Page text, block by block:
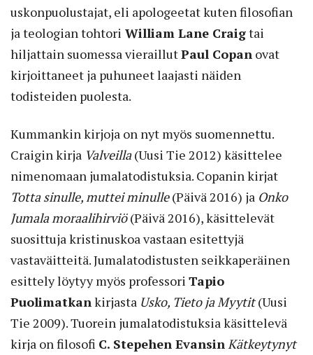
uskonpuolustajat, eli apologeetat kuten filosofian
ja teologian tohtori William Lane Craigtai
hiljattain suomessa vieraillutPaul Copan ovat
kirjoittaneet ja puhuneet laajasti näiden
todisteiden puolesta.
Kummankin kirjoja on nyt myös suomennettu.
Craigin kirja Valveilla(Uusi Tie 2012) käsittelee
nimenomaan jumalatodistuksia. Copanin kirjat
Totta sinulle, muttei minulle(Päivä 2016) ja Onko
Jumala moraalihirviö(Päivä 2016), käsittelevät
suosittuja kristinuskoa vastaan esitettyjä
vastaväitteitä. Jumalatodistusten seikkaperäinen
esittely löytyy myös professori Tapio
Puolimatkankirjasta Usko, Tieto ja Myytit(Uusi
Tie 2009). Tuorein jumalatodistuksia käsittelevä
kirja on filosofi C. Stepehen EvansinKätkeytynyt